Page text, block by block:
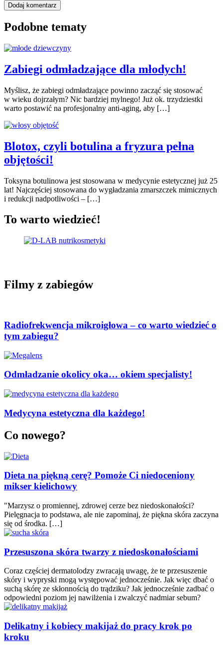
Podobne tematy
Zabiegi odmładzające dla młodych!
Myślisz, że zabiegi odmładzające powinno zacząć się stosować
w wieku dojrzałym? Nic bardziej mylnego! Już ok. trzydziestki
warto postawić na profesjonalny anti-aging, aby […]
Blotox, czyli botulina a fryzura pełna
objętości!
Toksyna botulinowa jest stosowana w medycynie estetycznej już 25
lat! Najczęściej stosowana do wygładzania zmarszczek mimicznych
i redukcji nadpotliwości – […]
To warto wiedzieć!
Filmy z zabiegów
Radiofrekwencja mikroigłowa – co warto wiedzieć o
tym zabiegu?
Odmładzanie okolicy oka… okiem specjalisty!
Medycyna estetyczna dla każdego!
Co nowego?
Dieta na piękną cerę? Pomoże Ci niedoceniony
mikser kielichowy
"Marzysz o promiennej, zdrowej cerze bez niedoskonałości?
Pielęgnacja to podstawa, ale nie zapominaj, że piękna skóra zaczyna
się od środka. […]
Przesuszona skóra twarzy z niedoskonałościami
Coraz częściej dermatolodzy zwracają uwagę, że te przesuszenie
skóry i wypryski mogą występować jednocześnie. Jak więc dbać o
suchą skórę ze skłonnością do trądziku? Jak jednocześnie zadbać o
odpowiedni poziom jej nawilżenia i zwalczyć nadmiar sebum?
Delikatny i kobiecy makijaż do pracy krok po
kroku